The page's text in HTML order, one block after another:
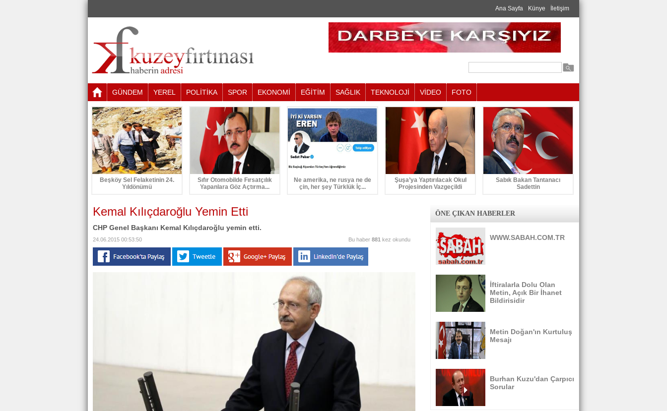
Ana Sayfa Künye İletişim
GÜNDEM YEREL POLİTİKA SPOR EKONOMİ EĞİTİM SAĞLIK TEKNOLOJİ VİDEO FOTO
Beşköy Sel Felaketinin 24.
Yıldönümü
Sıfır Otomobilde Fırsatçılık
Yapanlara Göz Açtırma...
Ne amerika, ne rusya ne de
çin, her şey Türklük İç...
Şuşa’ya Yaptırılacak Okul
Projesinden Vazgeçildi
Sabık Bakan Tantanacı
Sadettin
Kemal Kılıçdaroğlu Yemin Etti
CHP Genel Başkanı Kemal Kılıçdaroğlu yemin etti.
24.06.2015 00:53:50 Bu haber 881 kez okundu
ÖNE ÇIKAN HABERLER
WWW.SABAH.COM.TR
İftiralarla Dolu Olan
Metin, Açık Bir İhanet
Bildirisidir
Metin Doğan'ın Kurtuluş
Mesajı
Burhan Kuzu'dan Çarpıcı
Sorular